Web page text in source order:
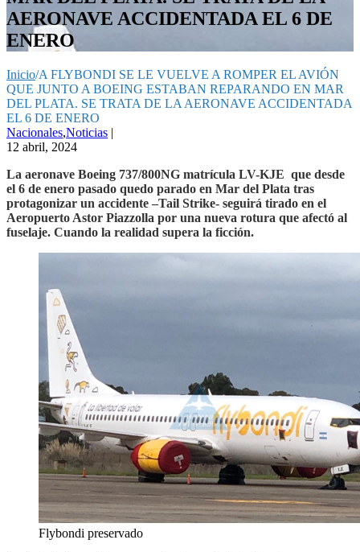
AERONAVE ACCIDENTADA EL 6 DE
ENERO
Inicio/A FLYBONDI SE LE VUELVE A ROMPER EL AVIÓN
QUE JUNTO A BOEING ESTABAN REPARANDO EN MAR
DEL PLATA. SE TRATA DE LA AERONAVE ACCIDENTADA
EL 6 DE ENERO
Nacionales,Noticias |
12 abril, 2024
La aeronave Boeing 737/800NG matrícula LV-KJE que desde
el 6 de enero pasado quedo parado en Mar del Plata tras
protagonizar un accidente –Tail Strike- seguirá tirado en el
Aeropuerto Astor Piazzolla por una nueva rotura que afectó al
fuselaje. Cuando la realidad supera la ficción.
Flybondi preservado